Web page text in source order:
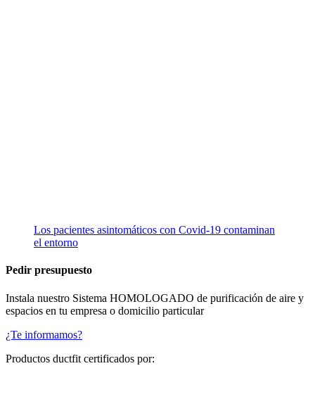
Los pacientes asintomáticos con Covid-19 contaminan
el entorno
Pedir presupuesto
Instala nuestro Sistema HOMOLOGADO de purificación de aire y
espacios en tu empresa o domicilio particular
¿Te informamos?
Productos ductfit certificados por: